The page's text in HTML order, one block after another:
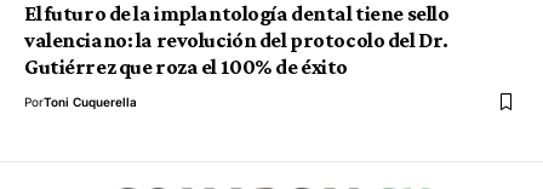
El futuro de la implantología dental tiene sello
valenciano: la revolución del protocolo del Dr.
Gutiérrez que roza el 100% de éxito
PorToni Cuquerella